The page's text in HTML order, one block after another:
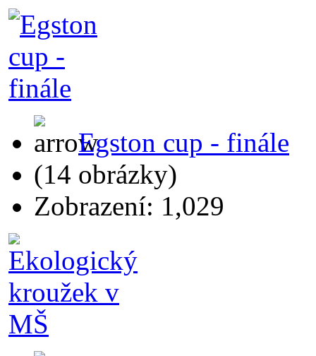
Egston cup - finále
(14 obrázky)
Zobrazení: 1,029